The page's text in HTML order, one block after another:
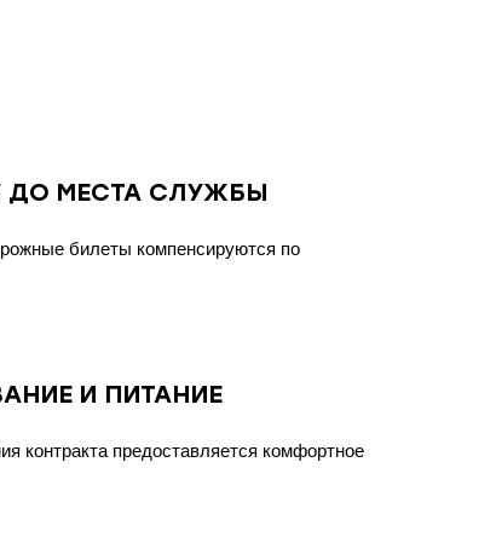
ДО МЕСТА СЛУЖБЫ
билеты компенсируются по
И ПИТАНИЕ
контракта предоставляется комфортное